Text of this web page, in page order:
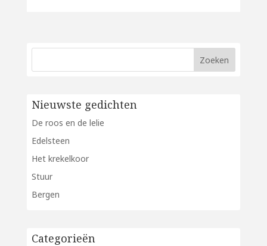
Nieuwste gedichten
De roos en de lelie
Edelsteen
Het krekelkoor
Stuur
Bergen
Categorieën